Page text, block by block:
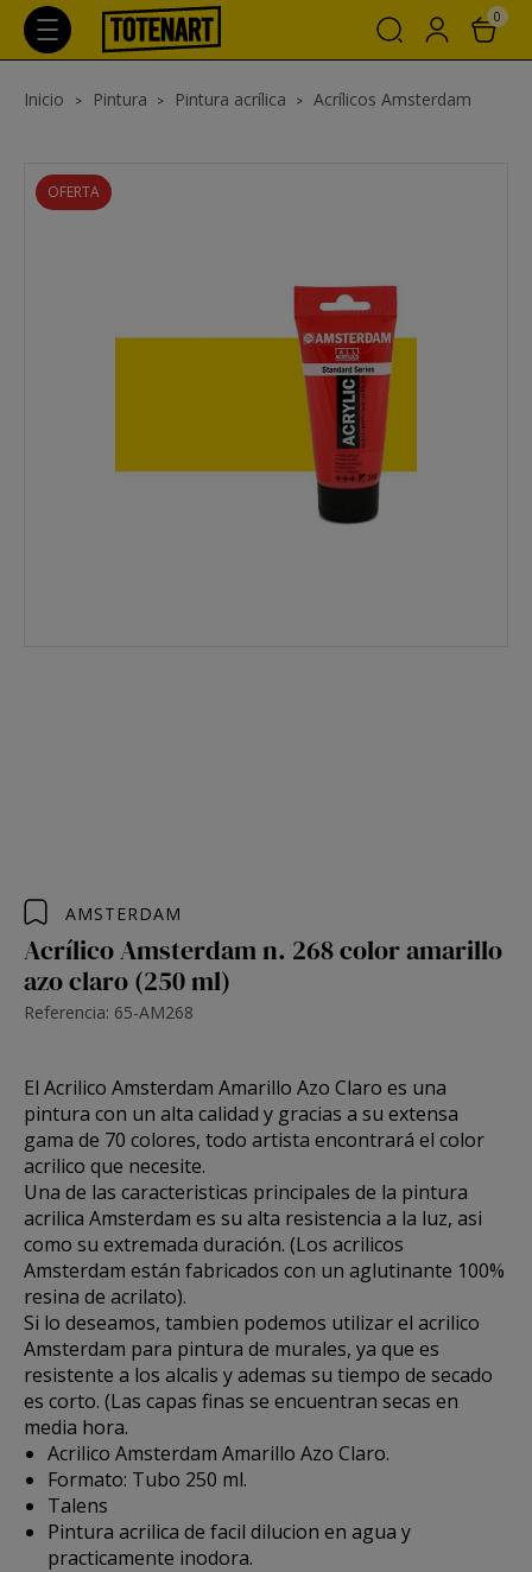
0
Inicio Pintura Pintura acrílica Acrílicos Amsterdam
OFERTA
AMSTERDAM
Acrílico Amsterdam n. 268 color amarillo
azo claro (250 ml)
Referencia: 65-AM268
El Acrilico Amsterdam Amarillo Azo Claro es una
pintura con un alta calidad y gracias a su extensa
gama de 70 colores, todo artista encontrará el color
acrilico que necesite.
Una de las caracteristicas principales de la pintura
acrilica Amsterdam es su alta resistencia a la luz, asi
como su extremada duración. (Los acrilicos
Amsterdam están fabricados con un aglutinante 100%
resina de acrilato).
Si lo deseamos, tambien podemos utilizar el acrilico
Amsterdam para pintura de murales, ya que es
resistente a los alcalis y ademas su tiempo de secado
es corto. (Las capas finas se encuentran secas en
media hora.
Acrilico Amsterdam Amarillo Azo Claro.
Formato: Tubo 250 ml.
Talens
Pintura acrilica de facil dilucion en agua y
practicamente inodora.